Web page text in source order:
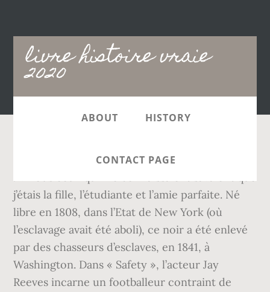
livre histoire vraie
2020
Main
navigation
ABOUT HISTORY
CONTACT PAGE
(Histoire Vraie) - Virginie Feldhendler - Extrait
j’étais la fille, l’étudiante et l’amie parfaite. Né
libre en 1808, dans l’Etat de New York (où
l’esclavage avait été aboli), ce noir a été enlevé
par des chasseurs d’esclaves, en 1841, à
Washington. Dans « Safety », l’acteur Jay
Reeves incarne un footballeur contraint de